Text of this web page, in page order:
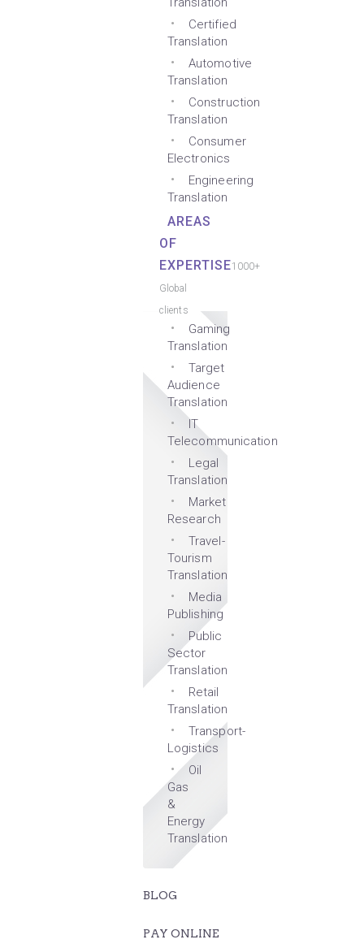
Certified
Translation
Automotive
Translation
Construction
Translation
Consumer
Electronics
Engineering
Translation
AREAS
OF
EXPERTISE1000+
Global
clients
Gaming
Translation
Target
Audience
Translation
IT
Telecommunication
Legal
Translation
Market
Research
Travel-
Tourism
Translation
Media
Publishing
Public
Sector
Translation
Retail
Translation
Transport-
Logistics
Oil
Gas
&
Energy
Translation
BLOG
PAY ONLINE